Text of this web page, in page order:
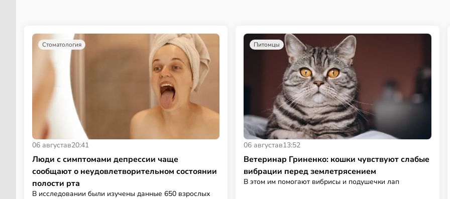
Стоматология
06 августав20:41
Люди с симптомами депрессии чаще
сообщают о неудовлетворительном состоянии
полости рта
В исследовании были изучены данные 650 взрослых
Питомцы
06 августав13:52
Ветеринар Гриненко: кошки чувствуют слабые
вибрации перед землетрясением
В этом им помогают вибрисы и подушечки лап